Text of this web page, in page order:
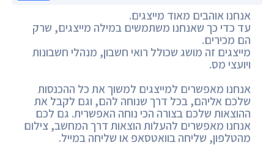
אנחנו אוהבים מאוד מייצגים.
עד כדי כך שאנחנו משתמשים במילה מייצגים, שרק
הם מכירים.
מייצגים זה מושג שכולל רואי חשבון, מנהלי חשבונות
ויועצי מס.
אנחנו מאפשרים למייצגים למשוך את כל ההכנסות
שלכם אליהם, בכל דרך שנוחה להם, וגם לקבל את
ההוצאות שלכם בצורה הכי נוחה האפשרית. גם לכם
אנחנו מאפשרים להעלות הוצאות דרך המחשב, צילום
מהטלפון, שליחה בוואטסאפ או שליחה במייל.